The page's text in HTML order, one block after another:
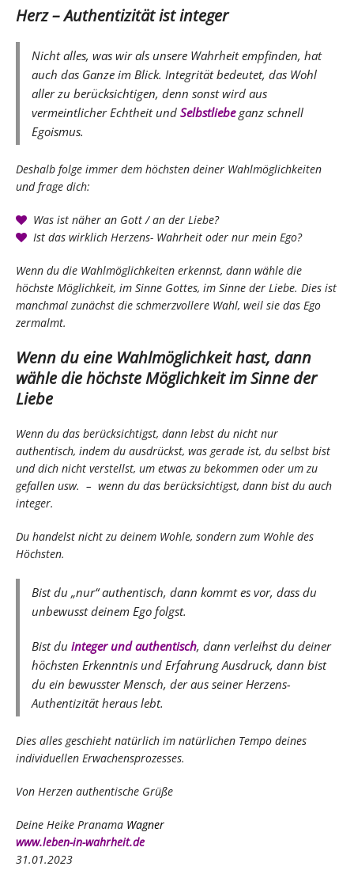
Herz – Authentizität ist integer
Nicht alles, was wir als unsere Wahrheit empfinden, hat
auch das Ganze im Blick. Integrität bedeutet, das Wohl
aller zu berücksichtigen, denn sonst wird aus
vermeintlicher Echtheit und Selbstliebeganz schnell
Egoismus.
Deshalb folge immer dem höchsten deiner Wahlmöglichkeiten
und frage dich:
Was ist näher an Gott / an der Liebe?
Ist das wirklich Herzens- Wahrheit oder nur mein Ego?
Wenn du die Wahlmöglichkeiten erkennst, dann wähle die
höchste Möglichkeit, im Sinne Gottes, im Sinne der Liebe. Dies ist
manchmal zunächst die schmerzvollere Wahl, weil sie das Ego
zermalmt.
Wenn du eine Wahlmöglichkeit hast, dann
wähle die höchste Möglichkeit im Sinne der
Liebe
Wenn du das berücksichtigst, dann lebst du nicht nur
authentisch, indem du ausdrückst, was gerade ist, du selbst bist
und dich nicht verstellst, um etwas zu bekommen oder um zu
gefallen usw. – wenn du das berücksichtigst, dann bist du auch
integer.
Du handelst nicht zu deinem Wohle, sondern zum Wohle des
Höchsten.
Bist du „nur“ authentisch, dann kommt es vor, dass du
unbewusst deinem Ego folgst.
Bist du integer und authentisch, dann verleihst du deiner
höchsten Erkenntnis und Erfahrung Ausdruck, dann bist
du ein bewusster Mensch, der aus seiner Herzens-
Authentizität heraus lebt.
Dies alles geschieht natürlich im natürlichen Tempo deines
individuellen Erwachensprozesses.
Von Herzen authentische Grüße
Deine Heike Pranama Wagner
www.leben-in-wahrheit.de
31.01.2023